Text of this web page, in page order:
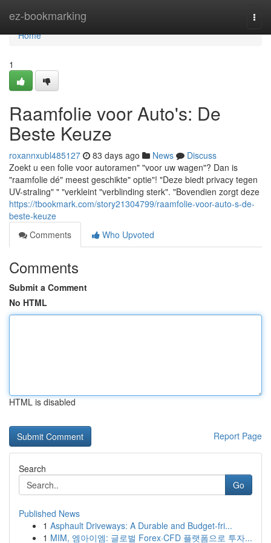
ez-bookmarking
Home
Home
1
Raamfolie voor Auto's: De
Beste Keuze
roxannxubl485127 83 days ago News
Discuss
Zoekt u een folie voor autoramen" "voor uw wagen"? Dan is
"raamfolie dé" meest geschikte" optie"! "Deze biedt privacy tegen
UV-straling" " "verkleint "verblinding sterk". "Bovendien zorgt deze
https://tbookmark.com/story21304799/raamfolie-voor-auto-s-de-
beste-keuze
Comments
Who Upvoted
Comments
Submit a Comment
No HTML
HTML is disabled
Report Page
Search
Go
Published News
1 Asphault Driveways: A Durable and Budget-fri...
1 MIM, 엠아이엠: 글로벌 Forex·CFD 플랫폼으로 투자...